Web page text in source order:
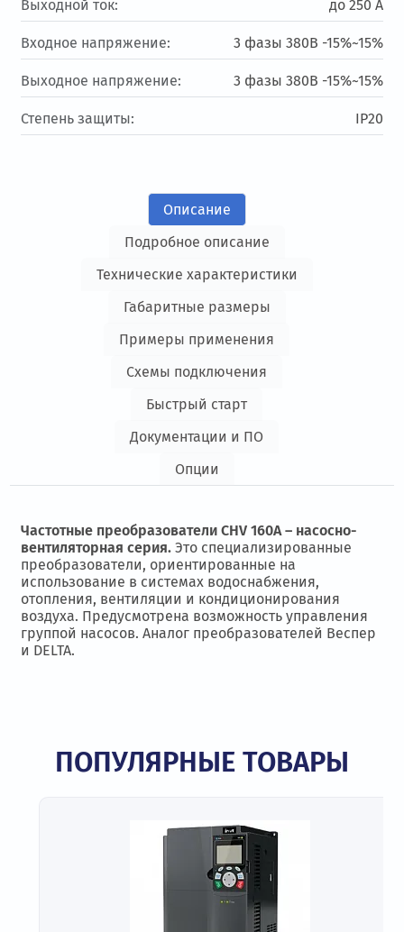
Выходной ток: до 250 А
Входное напряжение: 3 фазы 380В -15%~15%
Выходное напряжение: 3 фазы 380В -15%~15%
Степень защиты: IP20
Описание
Подробное описание
Технические характеристики
Габаритные размеры
Примеры применения
Схемы подключения
Быстрый старт
Документации и ПО
Опции
Частотные преобразователи CHV 160A – насосно-
вентиляторная серия. Это специализированные
преобразователи, ориентированные на
использование в системах водоснабжения,
отопления, вентиляции и кондиционирования
воздуха. Предусмотрена возможность управления
группой насосов. Аналог преобразователей Веспер
и DELTA.
ПОПУЛЯРНЫЕ ТОВАРЫ